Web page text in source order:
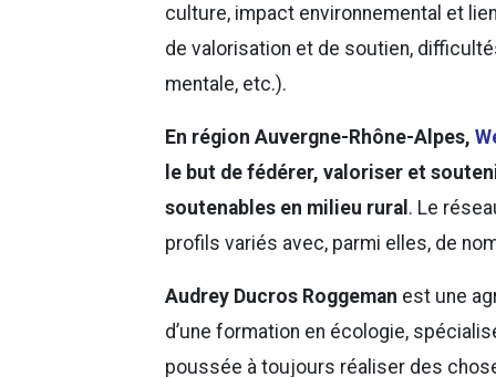
culture, impact environnemental et
de valorisation et de soutien,
mentale, etc.).
En région Auvergne-Rhône-Alpes,
le but de fédérer, valoriser et
soutenables en milieu rural . Le
profils variés avec, parmi elles, de
Audrey Ducros Roggeman est une
d’une formation en écologie,
poussée à toujours réaliser des